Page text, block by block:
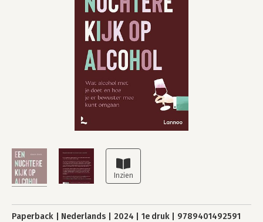
Paperback Nederlands 2024 1e druk 9789401492591